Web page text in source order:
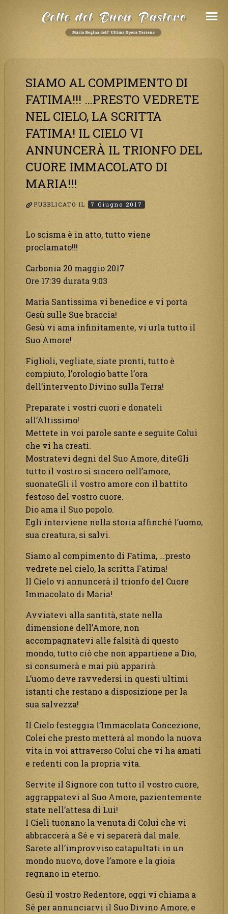
SIAMO AL COMPIMENTO DI
FATIMA!!! …PRESTO VEDRETE
NEL CIELO, LA SCRITTA
FATIMA! IL CIELO VI
ANNUNCERÀ IL TRIONFO DEL
CUORE IMMACOLATO DI
MARIA!!!
PUBBLICATO IL 7 Giugno 2017
Lo scisma è in atto, tutto viene
proclamato!!!
Carbonia 20 maggio 2017
Ore 17:39 durata 9:03
Maria Santissima vi benedice e vi porta
Gesù sulle Sue braccia!
Gesù vi ama infinitamente, vi urla tutto il
Suo Amore!
Figlioli, vegliate, siate pronti, tutto è
compiuto, l’orologio batte l’ora
dell’intervento Divino sulla Terra!
Preparate i vostri cuori e donateli
all’Altissimo!
Mettete in voi parole sante e seguite Colui
che vi ha creati.
Mostratevi degni del Suo Amore, diteGli
tutto il vostro sì sincero nell’amore,
suonateGli il vostro amore con il battito
festoso del vostro cuore.
Dio ama il Suo popolo.
Egli interviene nella storia affinché l’uomo,
sua creatura, si salvi.
Siamo al compimento di Fatima, …presto
vedrete nel cielo, la scritta Fatima!
Il Cielo vi annuncerà il trionfo del Cuore
Immacolato di Maria!
Avviatevi alla santità, state nella
dimensione dell’Amore, non
accompagnatevi alle falsità di questo
mondo, tutto ciò che non appartiene a Dio,
si consumerà e mai più apparirà.
L’uomo deve ravvedersi in questi ultimi
istanti che restano a disposizione per la
sua salvezza!
Il Cielo festeggia l’Immacolata Concezione,
Colei che presto metterà al mondo la nuova
vita in voi attraverso Colui che vi ha amati
e redenti con la propria vita.
Servite il Signore con tutto il vostro cuore,
aggrappatevi al Suo Amore, pazientemente
state nell’attesa di Lui!
I Cieli tuonano la venuta di Colui che vi
abbraccerà a Sé e vi separerà dal male.
Sarete all’improvviso catapultati in un
mondo nuovo, dove l’amore e la gioia
regnano in eterno.
Gesù il vostro Redentore, oggi vi chiama a
Sé per annunciarvi il Suo Divino Amore, e